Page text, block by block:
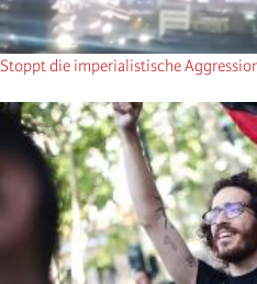
Stoppt die imperialistische